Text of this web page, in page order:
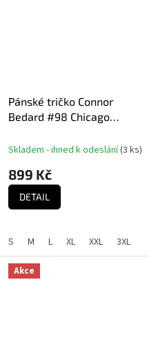
Pánské tričko Connor
Bedard #98 Chicago
Number Black T-shirt
Skladem - ihned k odeslání(3 ks)
899 Kč
DETAIL
S M L XL XXL 3XL
Akce